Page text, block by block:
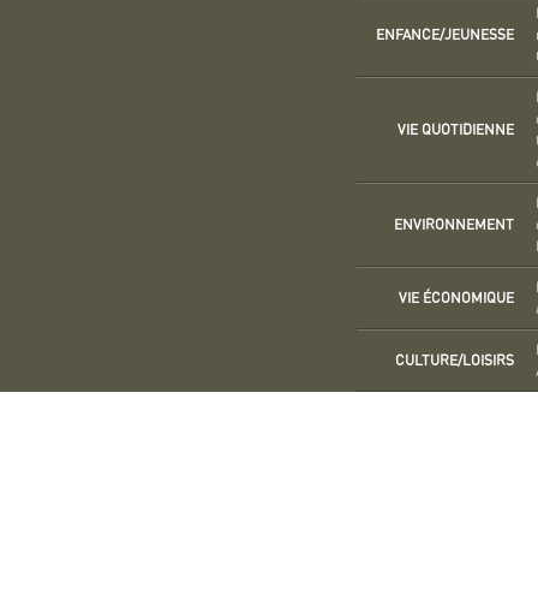
ENFANCE/JEUNESSE
VIE QUOTIDIENNE
ENVIRONNEMENT
VIE ÉCONOMIQUE
CULTURE/LOISIRS